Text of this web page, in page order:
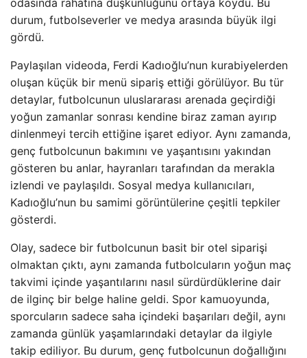
odasında rahatına düşkünlüğünü ortaya koydu. Bu
durum, futbolseverler ve medya arasında büyük ilgi
gördü.
Paylaşılan videoda, Ferdi Kadıoğlu’nun kurabiyelerden
oluşan küçük bir menü sipariş ettiği görülüyor. Bu tür
detaylar, futbolcunun uluslararası arenada geçirdiği
yoğun zamanlar sonrası kendine biraz zaman ayırıp
dinlenmeyi tercih ettiğine işaret ediyor. Aynı zamanda,
genç futbolcunun bakımını ve yaşantısını yakından
gösteren bu anlar, hayranları tarafından da merakla
izlendi ve paylaşıldı. Sosyal medya kullanıcıları,
Kadıoğlu’nun bu samimi görüntülerine çeşitli tepkiler
gösterdi.
Olay, sadece bir futbolcunun basit bir otel siparişi
olmaktan çıktı, aynı zamanda futbolcuların yoğun maç
takvimi içinde yaşantılarını nasıl sürdürdüklerine dair
de ilginç bir belge haline geldi. Spor kamuoyunda,
sporcuların sadece saha içindeki başarıları değil, aynı
zamanda günlük yaşamlarındaki detaylar da ilgiyle
takip ediliyor. Bu durum, genç futbolcunun doğallığını